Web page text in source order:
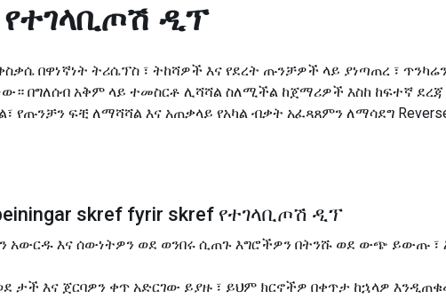
የተገላቢጦሽ ዲፕ
በዋነኛነት ትሪሴፕስ ፣ ትከሻዎች እና የደረት ጡንቻዎች ላይ ያነጣጠረ ፣
በግለሰብ አቅም ላይ ተመስርቶ ሊሻሻል ስለሚችል ከጀማሪዎች እስከ ከፍተኛ
የጡንቻን ፍቺ ለማሻሻል እና አጠቃላይ የአካል ብቃት አፈጻጸምን ለማሳደግ
skref fyrir skref የተገላቢጦሽ ዲፕ
አውርዱ እና ሰውነትዎን ወደ ወንበሩ ሲጠጉ እግሮችዎን በትንሹ ወደ ውጭ ይውጡ ፣
ታች እና ጀርባዎን ቀጥ አድርገው ይያዙ ፣ ይህም ክርኖችዎ በቀጥታ ከኋላዎ